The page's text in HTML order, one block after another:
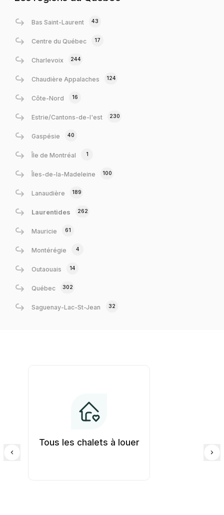
Bas Saint-Laurent 43
Centre du Québec 17
Charlevoix 244
Chaudière Appalaches 124
Côte-Nord 16
Estrie/Cantons-de-l'est 230
Gaspésie 40
Île de Montréal 1
Îles-de-la-Madeleine 100
Lanaudière 189
Laurentides 262
Mauricie 61
Montérégie 4
Outaouais 14
Québec 302
Saguenay-Lac-St-Jean 32
Tous les chalets à louer